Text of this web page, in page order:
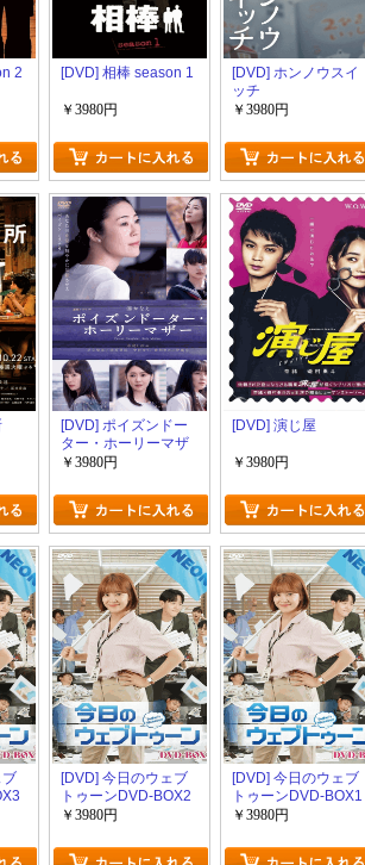
2 [DVD] 相棒 season 1
￥3980円
[DVD] ホンノウスイ
ッチ
￥3980円
[DVD] ポイズンドー
ター・ホーリーマザ
ー
￥3980円
[DVD] 演じ屋
￥3980円
[DVD] 今日のウェブ
トゥーンDVD-BOX2
￥3980円
[DVD] 今日のウェブ
トゥーンDVD-BOX1
￥3980円